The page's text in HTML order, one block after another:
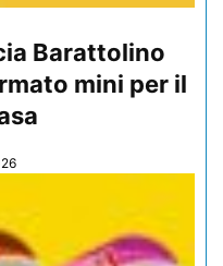
Barattolino
mini per il